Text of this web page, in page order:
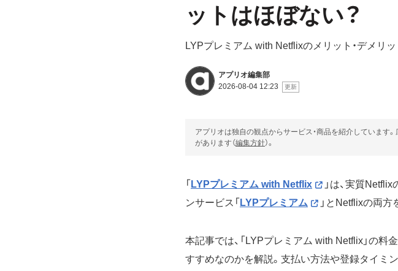
ットはほぼない？
LYPプレミアム with Netflixのメリット・デメリ
アプリオ編集部
2026-08-04 12:23
アプリオは独自の観点からサービス・商品を紹介しています
があります（編集方針）。
「 LYPプレミアム with Netflix
」は、実質
ンサービス「 LYPプレミアム 」とNetflixの両
本記事では、「LYPプレミアム with Netflix」の料
すすめなのかを解説。支払い方法や登録タイミ